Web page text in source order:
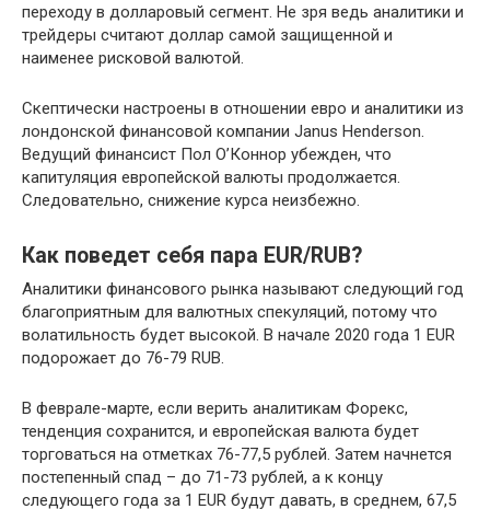
переходу в долларовый сегмент. Не зря ведь аналитики и
трейдеры считают доллар самой защищенной и
наименее рисковой валютой.
Скептически настроены в отношении евро и аналитики из
лондонской финансовой компании Janus Henderson.
Ведущий финансист Пол О’Коннор убежден, что
капитуляция европейской валюты продолжается.
Следовательно, снижение курса неизбежно.
Как поведет себя пара EUR/RUB?
Аналитики финансового рынка называют следующий год
благоприятным для валютных спекуляций, потому что
волатильность будет высокой. В начале 2020 года 1 EUR
подорожает до 76-79 RUB.
В феврале-марте, если верить аналитикам Форекс,
тенденция сохранится, и европейская валюта будет
торговаться на отметках 76-77,5 рублей. Затем начнется
постепенный спад – до 71-73 рублей, а к концу
следующего года за 1 EUR будут давать, в среднем, 67,5